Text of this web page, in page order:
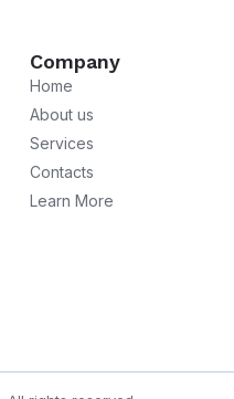
Company
Home
About us
Services
Contacts
Learn More